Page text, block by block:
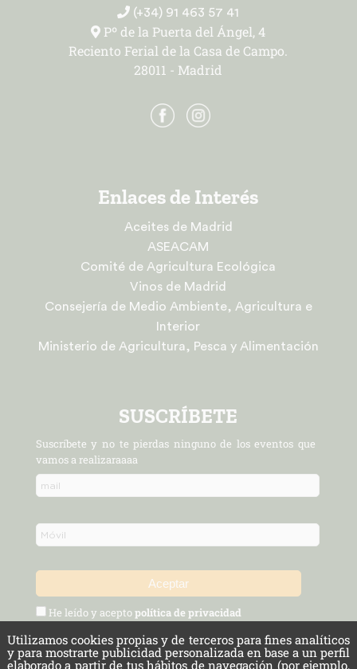
(+34) 91 463 57 41
Pº de la Puerta del Ángel, 4
Reciento Ferial de la Casa de Campo.
28011 - Madrid
Enlaces de Interés
Aceites de Madrid
ASEACAM
Comité de Agricultura Ecológica
Vinos de Madrid
Consejería de Medio Ambiente, Agricultura e
Interior
Ministerio de Agricultura, Pesca y Alimentación
SUSCRÍBETE
Suscríbete y no te pierdas ninguno de los eventos que
vamos a realizaraaaa
He leído y aceptopolítica de privacidad
Política de Privacidad y Aviso Legal Protección de datos
Utilizamos cookies propias y de terceros para fines analíticos
y para mostrarte publicidad personalizada en base a un perfil
elaborado a partir de tus hábitos de navegación (por ejemplo,